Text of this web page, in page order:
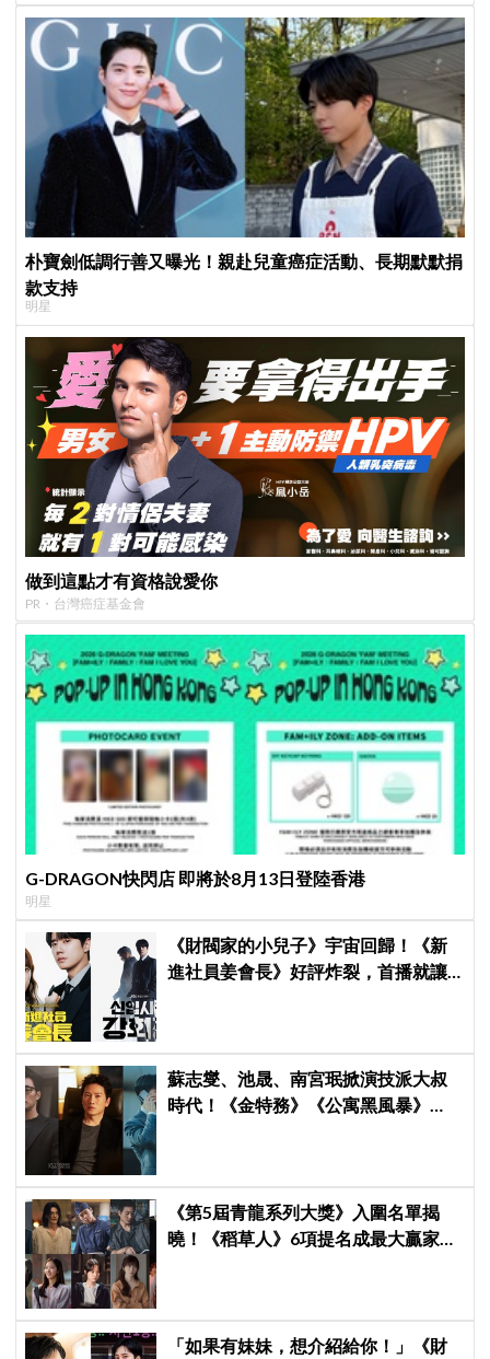
朴寶劍低調行善又曝光！親赴兒童癌症活動、長期默默捐
款支持
明星
做到這點才有資格說愛你
PR・台灣癌症基金會
G-DRAGON快閃店 即將於8月13日登陸香港
明星
《財閥家的小兒子》宇宙回歸！《新
進社員姜會長》好評炸裂，首播就讓
蘇志燮、池晟、南宮珉掀演技派大叔
時代！《金特務》《公寓黑風暴》
《第5屆青龍系列大獎》入圍名單揭
曉！《稻草人》6項提名成最大贏家，
「如果有妹妹，想介紹給你！」《財